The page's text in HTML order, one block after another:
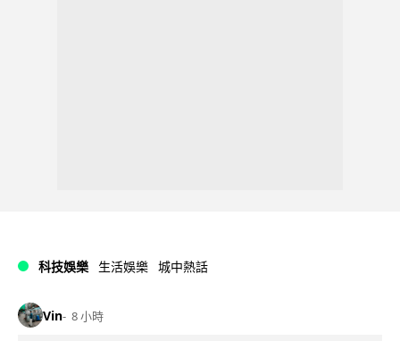
科技娛樂 生活娛樂 城中熱話
Vin 8 小時